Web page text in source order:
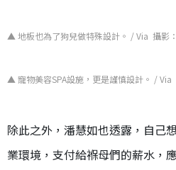
▲ 地板也為了狗兒做特殊設計。 / Via 攝影
▲ 寵物美容SPA設施，更是謹慎設計。 / Via
除此之外，潘慧如也透露，自己
業環境，支付給褓母們的薪水，